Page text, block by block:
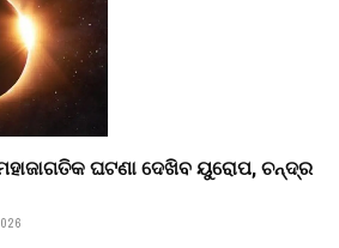
ଘଟଣା ଦେଖିବ ୟୁରୋପ, ଚନ୍ଦ୍ର